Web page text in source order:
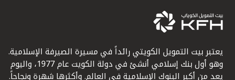
يعتبر بيت التمويل الكويتي رائداً في مسيرة الصيرفة الإسلامية.
وهو أول بنك إسلامي أنشئ في دولة الكويت عام 1977، واليوم
يعد من أكبر البنوك الإسلامية في العالم. وأكثرها شهرة ونجاحاً.